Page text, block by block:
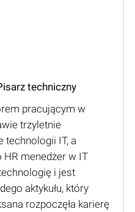
techniczny
pracującym w
trzyletnie
technologii IT, a
HR menedżer w IT
i jest
aktykułu, który
rozpoczęła karierę